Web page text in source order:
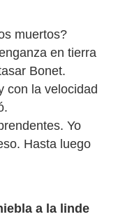
muertos?
en tierra
Bonet.
con la velocidad
Yo
Hasta luego
a la linde